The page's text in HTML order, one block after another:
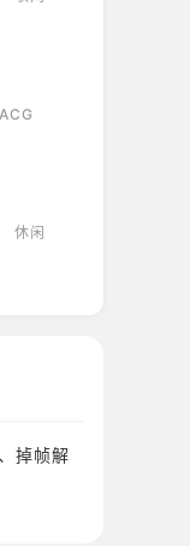
ACG
休闲
掉帧解